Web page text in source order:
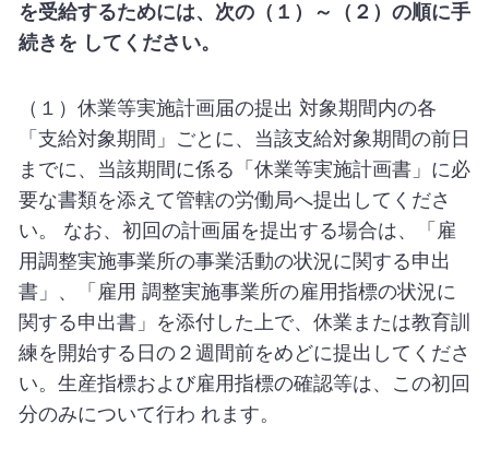
を受給するためには、次の（１）～（２）の順に手
続きを してください。
（１）休業等実施計画届の提出 対象期間内の各
「支給対象期間」ごとに、当該支給対象期間の前日
までに、当該期間に係る「休業等実施計画書」に必
要な書類を添えて管轄の労働局へ提出してくださ
い。 なお、初回の計画届を提出する場合は、「雇
用調整実施事業所の事業活動の状況に関する申出
書」、「雇用 調整実施事業所の雇用指標の状況に
関する申出書」を添付した上で、休業または教育訓
練を開始する日の２週間前をめどに提出してくださ
い。生産指標および雇用指標の確認等は、この初回
分のみについて行わ れます。